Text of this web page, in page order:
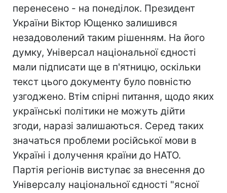
перенесено - на понеділок. Президент
України Віктор Ющенко залишився
незадоволений таким рішенням. На його
думку, Універсал національної єдності
мали підписати ще в п'ятницю, оскільки
текст цього документу було повністю
узгоджено. Втім спірні питання, щодо яких
українські політики не можуть дійти
згоди, наразі залишаються. Серед таких
значаться проблеми російської мови в
Україні і долучення країни до НАТО.
Партія регіонів виступає за внесення до
Універсалу національної єдності "ясної